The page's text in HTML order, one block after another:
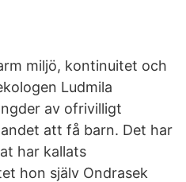
miljö, kontinuitet och
Ludmila
av ofrivilligt
att få barn. Det har
har kallats
hon själv Ondrasek